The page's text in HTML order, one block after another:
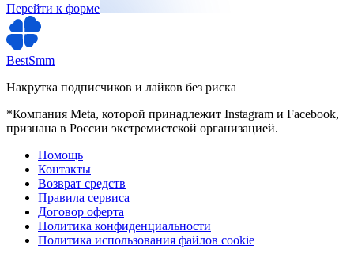
Перейти к форме
BestSmm
Накрутка подписчиков и лайков без риска
*Компания Meta, которой принадлежит Instagram и Facebook,
признана в России экстремистской организацией.
Помощь
Контакты
Возврат средств
Правила сервиса
Договор оферта
Политика конфиденциальности
Политика использования файлов cookie